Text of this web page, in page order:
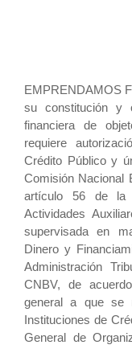
EMPRENDAMOS
su constitución y
financiera de
requiere
Crédito Público y
Comisión Nacional
artículo 56 de la
Actividades
supervisada en
Dinero y
Administración
CNBV, de
general a que se
Instituciones de
General de